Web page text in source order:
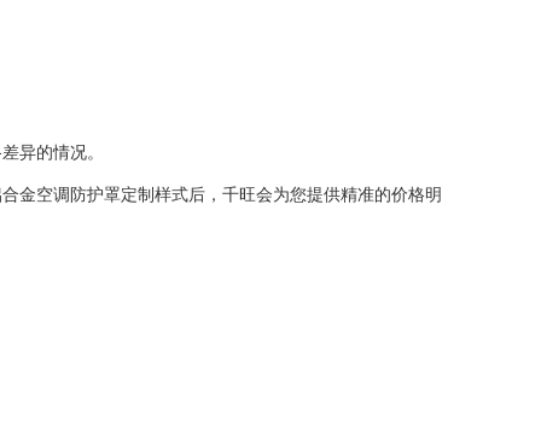
异的情况。
空调防护罩定制样式后，千旺会为您提供精准的价格明